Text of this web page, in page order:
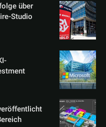
über
Studio